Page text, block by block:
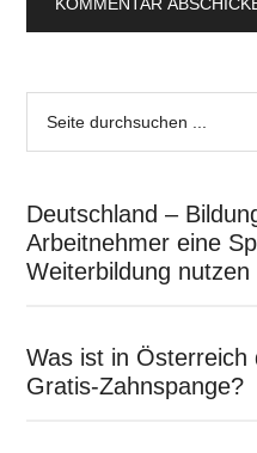
Deutschland –
Arbeitnehmer eine
Weiterbildung nutzen
Was ist in Österreich
Gratis-Zahnspange?